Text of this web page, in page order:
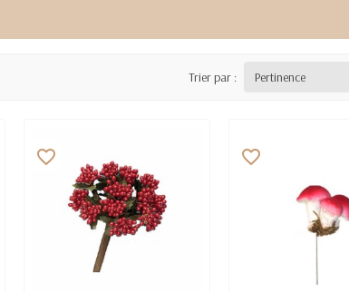
Trier par : Pertinence
favorite_border favorite_border